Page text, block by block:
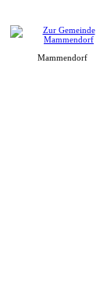
Mammendorf